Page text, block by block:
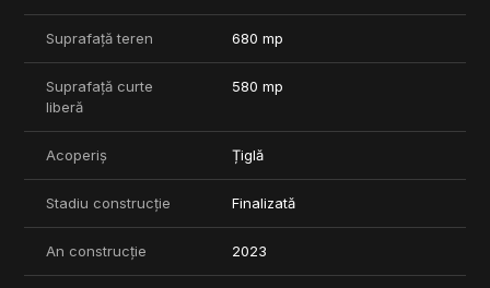
Suprafață teren 680 mp
Suprafață curte
liberă
580 mp
Acoperiș Țiglă
Stadiu construcție Finalizată
An construcție 2023